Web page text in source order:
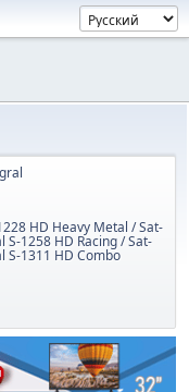
HD Heavy Metal / Sat-
1258 HD Racing / Sat-
S-1311 HD Combo